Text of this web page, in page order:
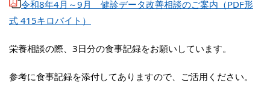
令和8年4月～9月 健診データ改善相談のご案内（PDF形
式 415キロバイト）
栄養相談の際、3日分の食事記録をお願いしています。
参考に食事記録を添付してありますので、ご活用ください。